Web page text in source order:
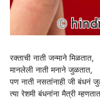
रक्ताची नाती जन्माने मिळतात,
मानलेली नाती मनाने जुळतात,
पण नाती नसतांनाही जी बंधनं
त्या रेशमी बंधनांना मैत्री